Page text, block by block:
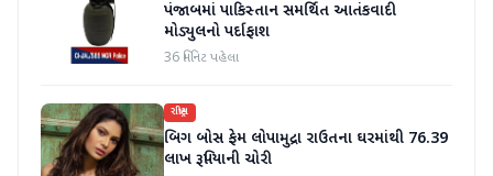
પંજાબમાં પાકિસ્તાન સમર્થિત આતંકવાદી
મોડ્યુલનો પર્દાફાશ
36 મિનિટ પહેલા
રાષ્ટ્રીય
બિગ બોસ ફેમ લોપામુદ્રા રાઉતના ઘરમાંથી 76.39
લાખ રૂપિયાની ચોરી